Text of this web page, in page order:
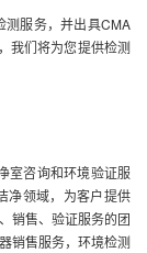
服务，并出具CMA
我们将为您提供检测
室咨询和环境验证服
净领域，为客户提供
销售、验证服务的团
销售服务，环境检测